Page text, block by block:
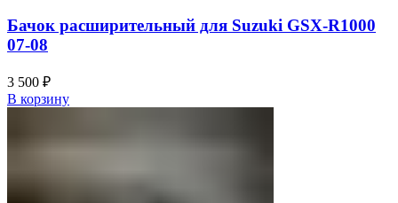
Бачок расширительный для Suzuki GSX-R1000
07-08
3 500 ₽
В корзину